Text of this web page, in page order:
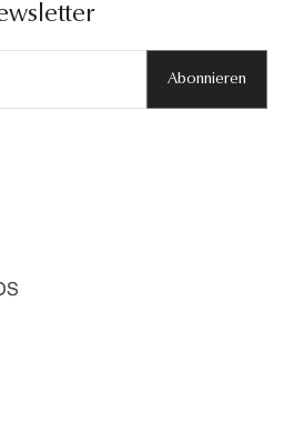
Abonnieren